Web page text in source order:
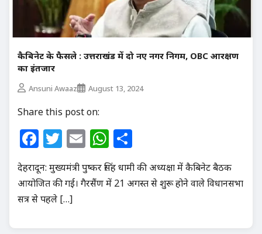
कैबिनेट के फैसले : उत्तराखंड में दो नए नगर निगम, OBC आरक्षण
का इंतजार
Ansuni Awaaz August 13, 2024
Share this post on:
Facebook
Twitter
EmailWhatsApp
देहरादून: मुख्यमंत्री पुष्कर सिंह धामी की अध्यक्षा में कैबिनेट बैठक
आयोजित की गई। गैरसैंण में 21 अगस्त से शुरू होने वाले विधानसभा
सत्र से पहले […]